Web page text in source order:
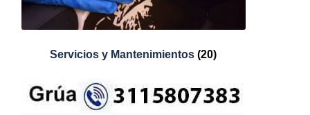
Servicios y Mantenimientos(20)